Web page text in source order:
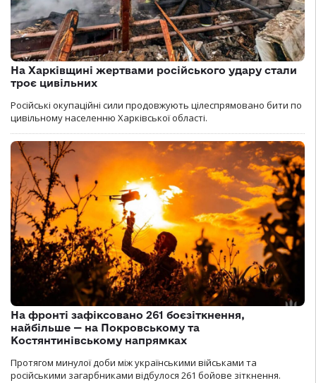
На Харківщині жертвами російського удару стали
троє цивільних
Російські окупаційні сили продовжують цілеспрямовано бити по
цивільному населенню Харківської області.
На фронті зафіксовано 261 боєзіткнення,
найбільше — на Покровському та
Костянтинівському напрямках
Протягом минулої доби між українськими військами та
російськими загарбниками відбулося 261 бойове зіткнення.